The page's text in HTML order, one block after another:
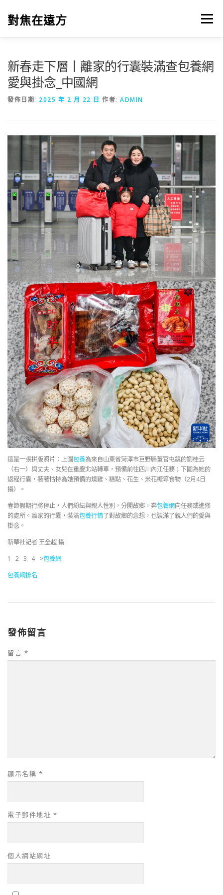
對焦在遠方 選單
新春走下層丨離家的行囊裝滿查包養網
愛與掛念_中國網
發佈日期: 2025 年 2 月 22 日 作者: ADMIN
這是一張拼版照片：上圖包養為來自山東省菏澤市巨野縣董官屯鎮的劉桂云
（右一）與丈夫、女兒在重慶北站轉車，預備前往四川內江任務；下圖為她的
返程行囊，裝著怙恃為她預備的燒雞、糕點、花生、米花糖等食物（2月4日
攝）。
春節假期行將停止，人們紛紜與親人性別，分開故鄉，奔包養網向任務或進修
的處所。離家的行囊，裝滿包養行情了對故鄉的念想，也裝滿了親人們的愛與
掛念。
新華社記者 王全超 攝
1 2 3 4 >包養網
包養網排名
發佈留言
留言 *
顯示名稱 *
電子郵件地址 *
個人網站網址